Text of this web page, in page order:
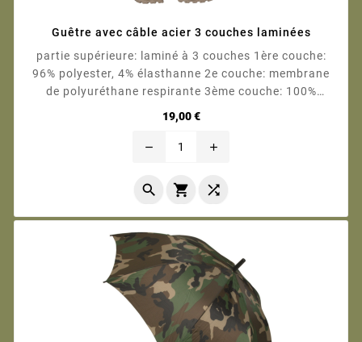
Guêtre avec câble acier 3 couches laminées
partie supérieure: laminé à 3 couches 1ère couche:
96% polyester, 4% élasthanne 2e couche: membrane
de polyuréthane respirante 3ème couche: 100%
revêtement polyuréthane colonne d′eau: 5.000 mm
<br...
19,00 €Prix
remove add
  